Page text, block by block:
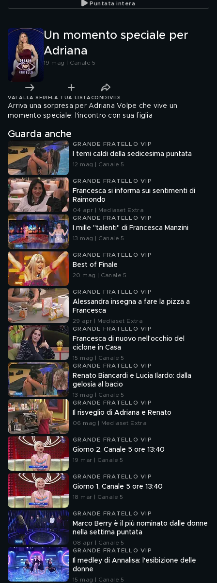
Puntata intera
Un momento speciale per
Adriana
19 mag | Canale 5
VAI ALLA SERIE LA TUA LISTA CONDIVIDI
Arriva una sorpresa per Adriana Volpe che vive un
momento speciale: l'incontro con sua figlia
Guarda anche
GRANDE FRATELLO VIP
I temi caldi della sedicesima puntata
12 mag | Canale 5
GRANDE FRATELLO VIP
Francesca si informa sui sentimenti di
Raimondo
04 apr | Mediaset Extra
GRANDE FRATELLO VIP
I mille "talenti" di Francesca Manzini
13 mag | Canale 5
GRANDE FRATELLO VIP
Best of Finale
20 mag | Canale 5
GRANDE FRATELLO VIP
Alessandra insegna a fare la pizza a
Francesca
29 apr | Mediaset Extra
GRANDE FRATELLO VIP
Francesca di nuovo nell'occhio del
ciclone in Casa
15 mag | Canale 5
GRANDE FRATELLO VIP
Renato Biancardi e Lucia Ilardo: dalla
gelosia al bacio
13 mag | Canale 5
GRANDE FRATELLO VIP
Il risveglio di Adriana e Renato
06 mag | Mediaset Extra
GRANDE FRATELLO VIP
Giorno 2, Canale 5 ore 13:40
19 mar | Canale 5
GRANDE FRATELLO VIP
Giorno 1, Canale 5 ore 13:40
18 mar | Canale 5
GRANDE FRATELLO VIP
Marco Berry è il più nominato dalle donne
nella settima puntata
08 apr | Canale 5
GRANDE FRATELLO VIP
Il medley di Annalisa: l'esibizione delle
donne
15 mag | Canale 5